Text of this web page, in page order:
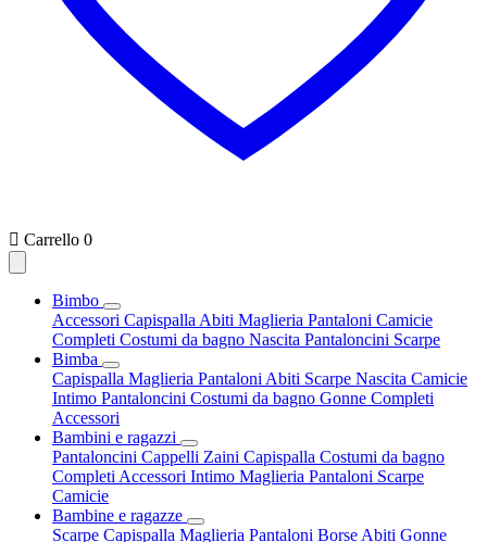
 Carrello 0
Bimbo
Accessori Capispalla Abiti Maglieria Pantaloni Camicie
Completi Costumi da bagno Nascita Pantaloncini Scarpe
Bimba
Capispalla Maglieria Pantaloni Abiti Scarpe Nascita Camicie
Intimo Pantaloncini Costumi da bagno Gonne Completi
Accessori
Bambini e ragazzi
Pantaloncini Cappelli Zaini Capispalla Costumi da bagno
Completi Accessori Intimo Maglieria Pantaloni Scarpe
Camicie
Bambine e ragazze
Scarpe Capispalla Maglieria Pantaloni Borse Abiti Gonne